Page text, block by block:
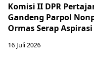
Komisi II DPR
Gandeng Parpol
Ormas Serap
16 Juli 2026